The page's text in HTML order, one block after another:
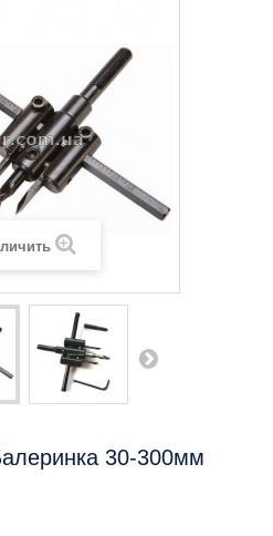
30-300мм